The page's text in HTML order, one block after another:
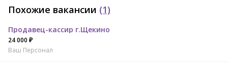
Похожие вакансии (1)
Продавец-кассир г.Щекино
24 000 ₽
Ваш Персонал